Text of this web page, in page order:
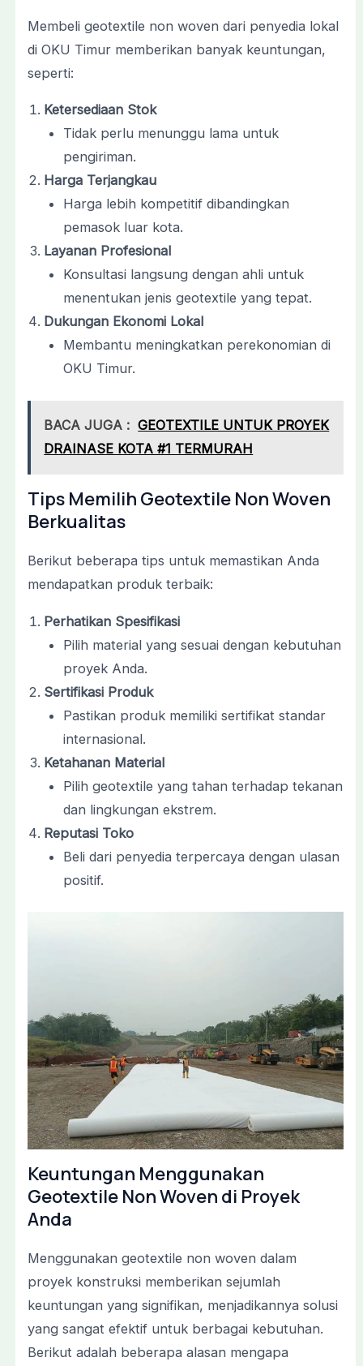
Membeli geotextile non woven dari penyedia lokal
di OKU Timur memberikan banyak keuntungan,
seperti:
Ketersediaan Stok
Tidak perlu menunggu lama untuk
pengiriman.
Harga Terjangkau
Harga lebih kompetitif dibandingkan
pemasok luar kota.
Layanan Profesional
Konsultasi langsung dengan ahli untuk
menentukan jenis geotextile yang tepat.
Dukungan Ekonomi Lokal
Membantu meningkatkan perekonomian di
OKU Timur.
BACA JUGA : GEOTEXTILE UNTUK PROYEK
DRAINASE KOTA #1 TERMURAH
Tips Memilih Geotextile Non Woven
Berkualitas
Berikut beberapa tips untuk memastikan Anda
mendapatkan produk terbaik:
Perhatikan Spesifikasi
Pilih material yang sesuai dengan kebutuhan
proyek Anda.
Sertifikasi Produk
Pastikan produk memiliki sertifikat standar
internasional.
Ketahanan Material
Pilih geotextile yang tahan terhadap tekanan
dan lingkungan ekstrem.
Reputasi Toko
Beli dari penyedia terpercaya dengan ulasan
positif.
Keuntungan Menggunakan
Geotextile Non Woven di Proyek
Anda
Menggunakan geotextile non woven dalam
proyek konstruksi memberikan sejumlah
keuntungan yang signifikan, menjadikannya solusi
yang sangat efektif untuk berbagai kebutuhan.
Berikut adalah beberapa alasan mengapa